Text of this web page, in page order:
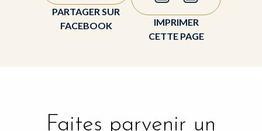
PARTAGER SUR
FACEBOOK
IMPRIMER
CETTE PAGE
Faites parvenir un